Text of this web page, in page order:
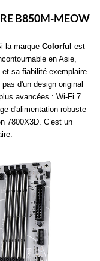
B850M-MEOW
la marque Colorful est
en Asie,
sa fiabilité exemplaire.
d'un design original
avancées : Wi-Fi 7
d'alimentation robuste
7800X3D. C’est un